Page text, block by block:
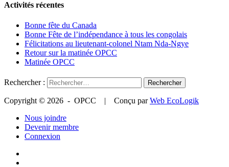
Activités récentes
Bonne fête du Canada
Bonne Fête de l’indépendance à tous les congolais
Félicitations au lieutenant-colonel Ntam Nda-Ngye
Retour sur la matinée OPCC
Matinée OPCC
Rechercher :
Copyright © 2026 - OPCC | Conçu parWeb EcoLogik
Nous joindre
Devenir membre
Connexion